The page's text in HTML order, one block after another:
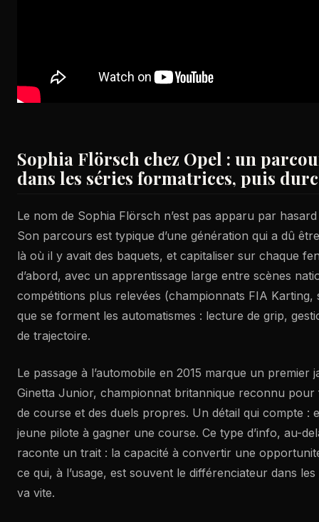
Sophia Flörsch chez Opel : un
dans les séries formatrices, puis
Le nom de Sophia Flörsch n’est pas apparu par hasard
Son parcours est typique d’une génération qui a dû
là où il y avait des baquets, et capitaliser sur chaque
d’abord, avec un apprentissage large entre scènes
compétitions plus relevées (championnats FIA Karting,
que se forment les automatismes : lecture de grip,
de trajectoire.
Le passage à l’automobile en 2015 marque un premier
Ginetta Junior, championnat britannique reconnu
de course et des duels propres. Un détail qui compte :
jeune pilote à gagner une course. Ce type d’info, au-
raconte un trait : la capacité à convertir une
ce qui, à l’usage, est souvent le différenciateur dans
va vite.